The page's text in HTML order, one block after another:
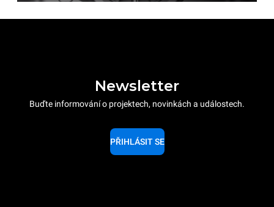
Newsletter
Buďte informování o projektech, novinkách a událostech.
PŘIHLÁSIT SE